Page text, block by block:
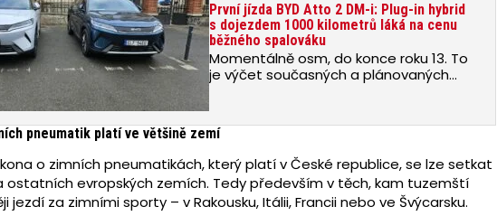
První jízda BYD Atto 2 DM-i: Plug-in hybrid
s dojezdem 1000 kilometrů láká na cenu
běžného spalováku
Momentálně osm, do konce roku 13. To
je výčet současných a plánovaných
v dohledné době asi velké prodeje
čekat nemůže, ale s SUV velikostí Škody
Kamiq, které stojí jako spalovací auto,
ale ujede až 1000 kilometrů bez
tankování, by to mohlo být lepší. Právě
takový jsme krátce projeli na českých
pneumatik platí ve většině zemí
o zimních pneumatikách, který platí v České republice, se lze setkat
ostatních evropských zemích. Tedy především v těch, kam tuzemští
jezdí za zimními sporty – v Rakousku, Itálii, Francii nebo ve Švýcarsku.